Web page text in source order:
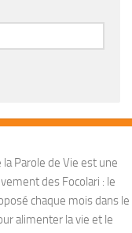
Parole de Vie est une
des Focolari : le
chaque mois dans le
alimenter la vie et le